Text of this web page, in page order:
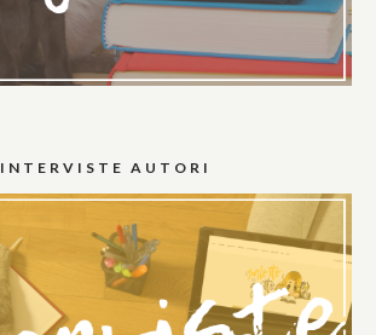
INTERVISTE AUTORI